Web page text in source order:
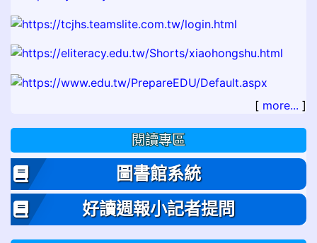
[ more... ]
閱讀專區
圖書館系統
好讀週報小記者提問